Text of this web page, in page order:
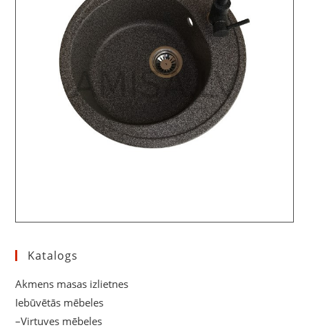
Katalogs
Akmens masas izlietnes
Iebūvētās mēbeles
–Virtuves mēbeles